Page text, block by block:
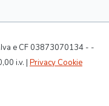
e CF 03873070134 - -
i.v. | Privacy Cookie